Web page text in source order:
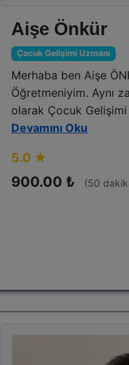
Aişe Önkür
Çocuk Gelişimi Uzmanı
Merhaba ben Aişe
Öğretmeniyim. Aynı
olarak Çocuk Gelişimi
Yaklaşık 20 yıldır
Anadolu pedagojisinin
parçası olmaktan
platformda olmamın
yaşadığı sorunlara
misafirlerimiz olan
problemlerine
hazırlanmalarında
Oyun Terapisi, Kum
Bilinçaltı Dili, gibi
Devamını Oku
5.0 ★
900.00 ₺ (50